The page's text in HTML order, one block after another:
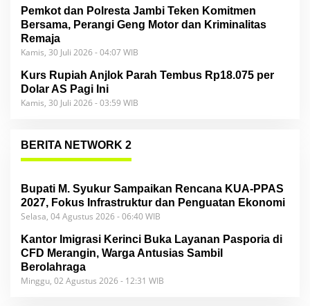
Pemkot dan Polresta Jambi Teken Komitmen
Bersama, Perangi Geng Motor dan Kriminalitas
Remaja
Kamis, 30 Juli 2026 - 04:07 WIB
Kurs Rupiah Anjlok Parah Tembus Rp18.075 per
Dolar AS Pagi Ini
Kamis, 30 Juli 2026 - 03:59 WIB
BERITA NETWORK 2
Bupati M. Syukur Sampaikan Rencana KUA-PPAS
2027, Fokus Infrastruktur dan Penguatan Ekonomi
Selasa, 04 Agustus 2026 - 06:40 WIB
Kantor Imigrasi Kerinci Buka Layanan Pasporia di
CFD Merangin, Warga Antusias Sambil
Berolahraga
Minggu, 02 Agustus 2026 - 12:31 WIB